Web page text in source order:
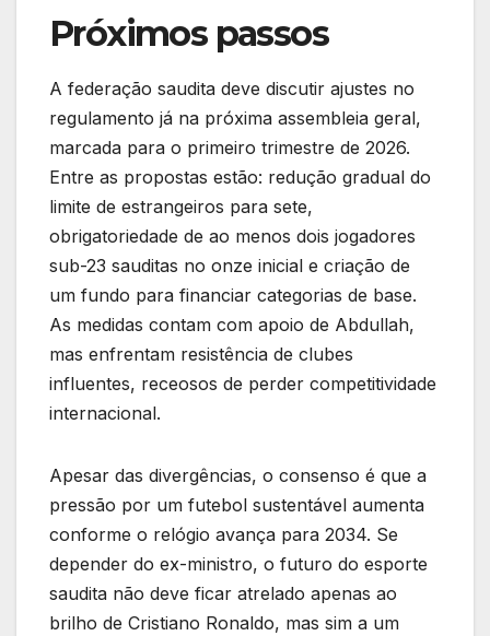
Próximos passos
A federação saudita deve discutir ajustes no
regulamento já na próxima assembleia geral,
marcada para o primeiro trimestre de 2026.
Entre as propostas estão: redução gradual do
limite de estrangeiros para sete,
obrigatoriedade de ao menos dois jogadores
sub-23 sauditas no onze inicial e criação de
um fundo para financiar categorias de base.
As medidas contam com apoio de Abdullah,
mas enfrentam resistência de clubes
influentes, receosos de perder competitividade
internacional.
Apesar das divergências, o consenso é que a
pressão por um futebol sustentável aumenta
conforme o relógio avança para 2034. Se
depender do ex-ministro, o futuro do esporte
saudita não deve ficar atrelado apenas ao
brilho de Cristiano Ronaldo, mas sim a um